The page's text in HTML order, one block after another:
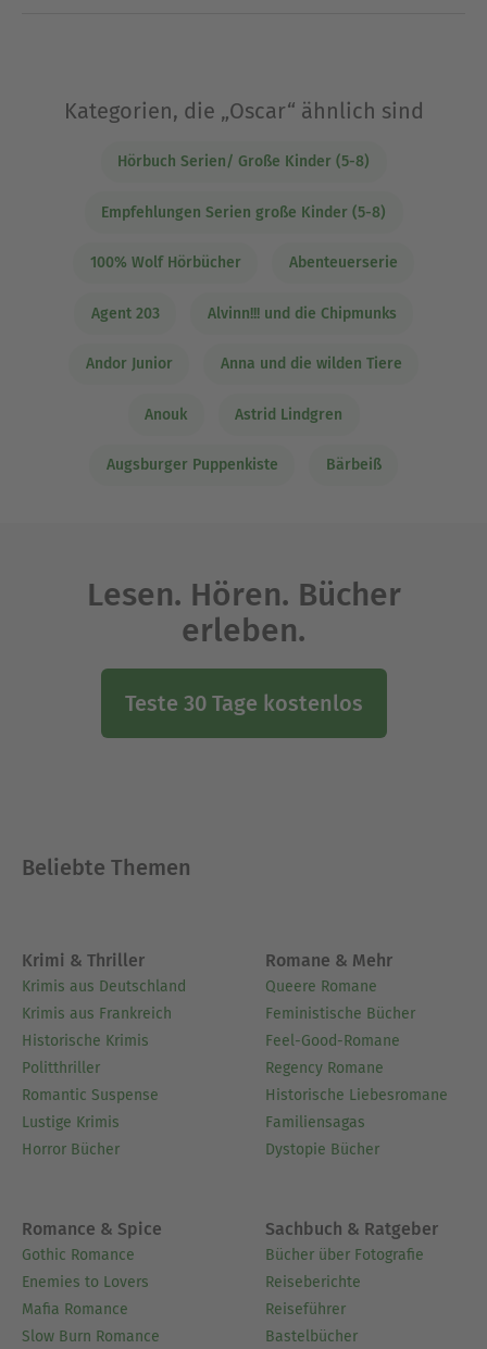
Kategorien, die „Oscar“ ähnlich sind
Hörbuch Serien/ Große Kinder (5-8)
Empfehlungen Serien große Kinder (5-8)
100% Wolf Hörbücher Abenteuerserie
Agent 203 Alvinn!!! und die Chipmunks
Andor Junior Anna und die wilden Tiere
Anouk Astrid Lindgren
Augsburger Puppenkiste Bärbeiß
Lesen. Hören. Bücher
erleben.
Teste 30 Tage kostenlos
Beliebte Themen
Krimi & Thriller
Krimis aus Deutschland
Krimis aus Frankreich
Historische Krimis
Politthriller
Romantic Suspense
Lustige Krimis
Horror Bücher
Romane & Mehr
Queere Romane
Feministische Bücher
Feel-Good-Romane
Regency Romane
Historische Liebesromane
Familiensagas
Dystopie Bücher
Romance & Spice
Gothic Romance
Enemies to Lovers
Mafia Romance
Slow Burn Romance
Sachbuch & Ratgeber
Bücher über Fotografie
Reiseberichte
Reiseführer
Bastelbücher